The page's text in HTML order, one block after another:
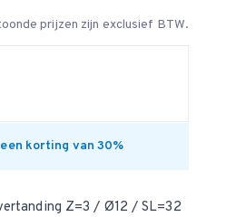
prijzen zijn exclusief BTW.
korting van 30%
Z=3 / Ø12 / SL=32